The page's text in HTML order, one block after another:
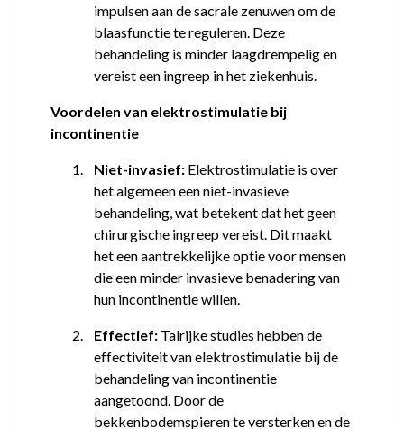
impulsen aan de sacrale zenuwen om de
blaasfunctie te reguleren. Deze
behandeling is minder laagdrempelig en
vereist een ingreep in het ziekenhuis.
Voordelen van elektrostimulatie bij
incontinentie
1. Niet-invasief: Elektrostimulatie is over
het algemeen een niet-invasieve
behandeling, wat betekent dat het geen
chirurgische ingreep vereist. Dit maakt
het een aantrekkelijke optie voor mensen
die een minder invasieve benadering van
hun incontinentie willen.
2. Effectief: Talrijke studies hebben de
effectiviteit van elektrostimulatie bij de
behandeling van incontinentie
aangetoond. Door de
bekkenbodemspieren te versterken en de